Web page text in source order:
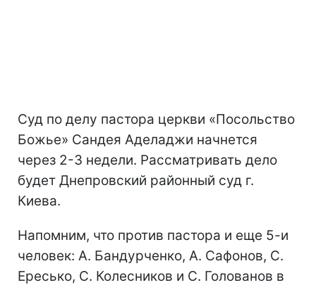
Суд по делу пастора церкви «Посольство
Божье» Сандея Аделаджи начнется
через 2-3 недели. Рассматривать дело
будет Днепровский районный суд г.
Киева.
Напомним, что против пастора и еще 5-и
человек: А. Бандурченко, А. Сафонов, С.
Ересько, С. Колесников и С. Голованов в